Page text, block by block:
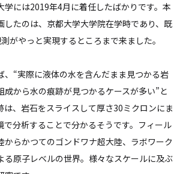
学には2019年4月に着任したばかりです。本
したのは、京都大学大学院在学時であり、既
がやっと実現するところまで来ました。
“実際に液体の水を含んだまま見つかる岩
成から水の痕跡が見つかるケースが多い”と
は、岩石をスライスして厚さ30ミクロンにま
で分析することで分かるそうです。フィール
からかつてのゴンドワナ超大陸、ラボワーク
る原子レベルの世界。様々なスケールに及ぶ